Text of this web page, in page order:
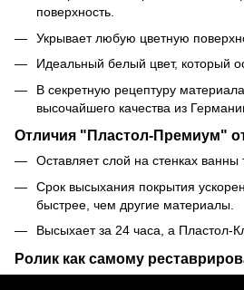
поверхность.
Укрывает любую цветную
Идеальный белый цвет, который
В секретную рецептуру
высочайшего качества из
Отличия "Пластол-Премиум"
Оставляет слой на стенках
Срок высыхания покрытия
быстрее, чем другие материалы.
Высыхает за 24 часа, а Пластол-
Ролик как самому